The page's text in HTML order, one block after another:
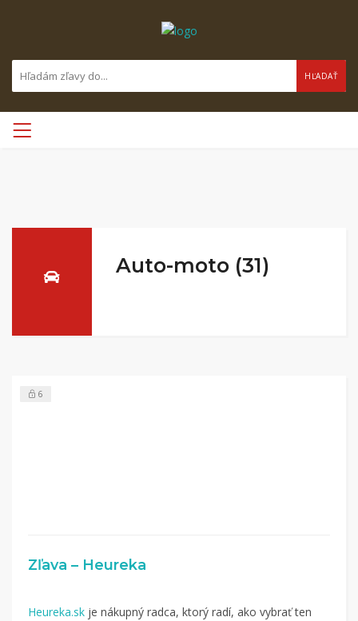
HĽADAŤ
Auto-moto (31)
6
Zľava – Heureka
Heureka.sk je nákupný radca, ktorý radí, ako vybrať ten